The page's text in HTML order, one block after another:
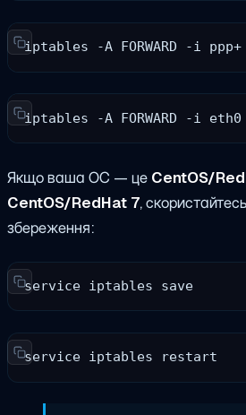
iptables -A FORWARD -i
iptables -A FORWARD -i
Якщо ваша ОС — це CentOS/
CentOS/RedHat 7,
збереження:
service iptables save
service iptables restart